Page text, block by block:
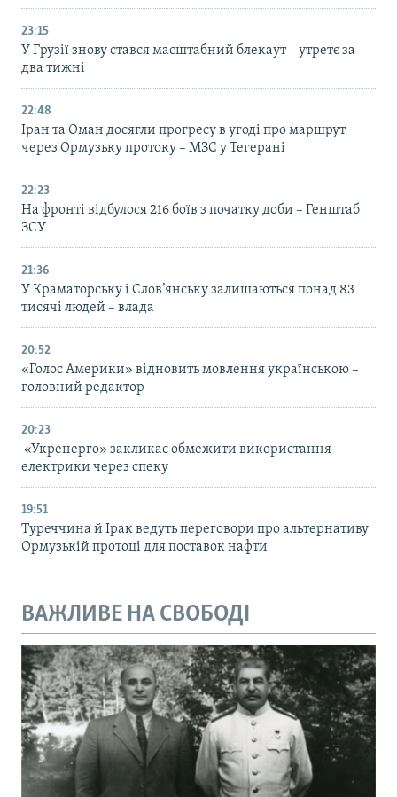
23:15
У Грузії знову стався масштабний блекаут – утретє за
два тижні
22:48
Іран та Оман досягли прогресу в угоді про маршрут
через Ормузьку протоку – МЗС у Тегерані
22:23
На фронті відбулося 216 боїв з початку доби – Генштаб
ЗСУ
21:36
У Краматорську і Слов’янську залишаються понад 83
тисячі людей – влада
20:52
«Голос Америки» відновить мовлення українською –
головний редактор
20:23
«Укренерго» закликає обмежити використання
електрики через спеку
19:51
Туреччина й Ірак ведуть переговори про альтернативу
Ормузькій протоці для поставок нафти
ВАЖЛИВЕ НА СВОБОДІ